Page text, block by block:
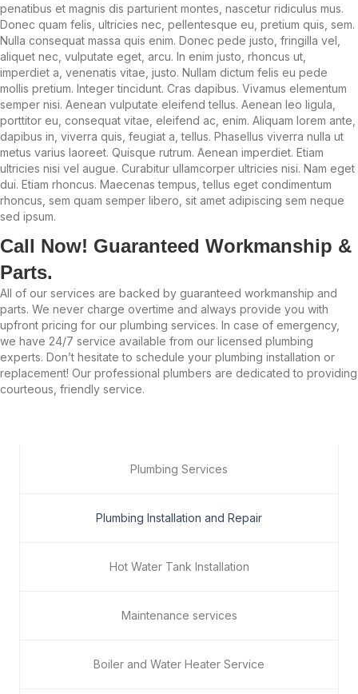
penatibus et magnis dis parturient montes, nascetur ridiculus mus.
Donec quam felis, ultricies nec, pellentesque eu, pretium quis, sem.
Nulla consequat massa quis enim. Donec pede justo, fringilla vel,
aliquet nec, vulputate eget, arcu. In enim justo, rhoncus ut,
imperdiet a, venenatis vitae, justo. Nullam dictum felis eu pede
mollis pretium. Integer tincidunt. Cras dapibus. Vivamus elementum
semper nisi. Aenean vulputate eleifend tellus. Aenean leo ligula,
porttitor eu, consequat vitae, eleifend ac, enim. Aliquam lorem ante,
dapibus in, viverra quis, feugiat a, tellus. Phasellus viverra nulla ut
metus varius laoreet. Quisque rutrum. Aenean imperdiet. Etiam
ultricies nisi vel augue. Curabitur ullamcorper ultricies nisi. Nam eget
dui. Etiam rhoncus. Maecenas tempus, tellus eget condimentum
rhoncus, sem quam semper libero, sit amet adipiscing sem neque
sed ipsum.
Call Now! Guaranteed Workmanship &
Parts.
All of our services are backed by guaranteed workmanship and
parts. We never charge overtime and always provide you with
upfront pricing for our plumbing services. In case of emergency,
we have 24/7 service available from our licensed plumbing
experts. Don’t hesitate to schedule your plumbing installation or
replacement! Our professional plumbers are dedicated to providing
courteous, friendly service.
Plumbing Services
Plumbing Installation and Repair
Hot Water Tank Installation
Maintenance services
Boiler and Water Heater Service